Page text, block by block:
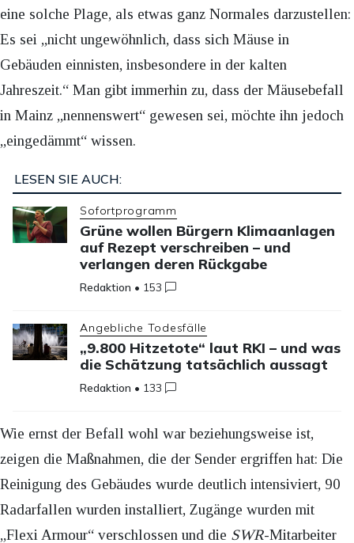
eine solche Plage, als etwas ganz Normales darzustellen:
Es sei „nicht ungewöhnlich, dass sich Mäuse in
Gebäuden einnisten, insbesondere in der kalten
Jahreszeit.“ Man gibt immerhin zu, dass der Mäusebefall
in Mainz „nennenswert“ gewesen sei, möchte ihn jedoch
„eingedämmt“ wissen.
LESEN SIE AUCH:
Sofortprogramm
Grüne wollen Bürgern Klimaanlagen
auf Rezept verschreiben – und
verlangen deren Rückgabe
Redaktion • 153
Angebliche Todesfälle
„9.800 Hitzetote“ laut RKI – und was
die Schätzung tatsächlich aussagt
Redaktion • 133
Wie ernst der Befall wohl war beziehungsweise ist,
zeigen die Maßnahmen, die der Sender ergriffen hat: Die
Reinigung des Gebäudes wurde deutlich intensiviert, 90
Radarfallen wurden installiert, Zugänge wurden mit
„Flexi Armour“ verschlossen und die SWR-Mitarbeiter